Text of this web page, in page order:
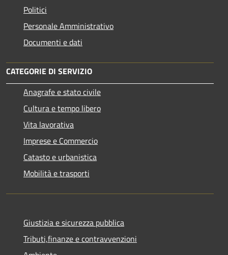
Politici
Personale Amministrativo
Documenti e dati
CATEGORIE DI SERVIZIO
Anagrafe e stato civile
Cultura e tempo libero
Vita lavorativa
Imprese e Commercio
Catasto e urbanistica
Mobilità e trasporti
Giustizia e sicurezza pubblica
Tributi,finanze e contravvenzioni